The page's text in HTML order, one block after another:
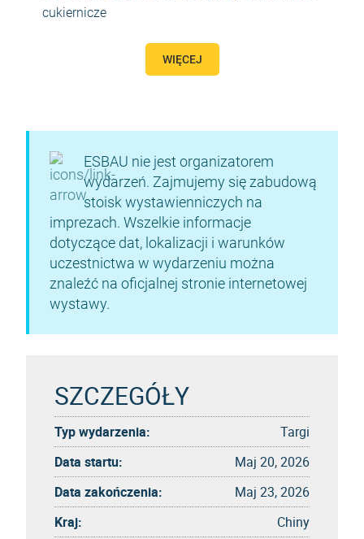
cukiernicze
WIĘCEJ
ESBAU nie jest organizatorem
wydarzeń. Zajmujemy się zabudową
stoisk wystawienniczych na
imprezach. Wszelkie informacje
dotyczące dat, lokalizacji i warunków
uczestnictwa w wydarzeniu można
znaleźć na oficjalnej stronie internetowej
wystawy.
SZCZEGÓŁY
Typ wydarzenia:
Targi
Data startu:
Maj 20, 2026
Data zakończenia:
Maj 23, 2026
Kraj:
Chiny